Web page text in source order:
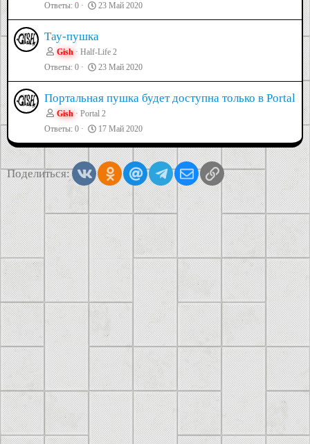
Ответы 0 23 Май 2020
Тау-пушка
Gish
Half-Life 2
Ответы 0 23 Май 2020
Портальная пушка будет доступна только в Portal
Gish
Portal 2
Ответы 0 17 Май 2020
Поделиться: VkontakteOdnoklassniki
Mail.ruTelegramЭлектронная почта
Ссылка